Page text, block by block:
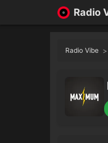
Radio
Radio Vibe